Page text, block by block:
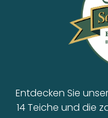
Entdecken Sie
14 Teiche und die